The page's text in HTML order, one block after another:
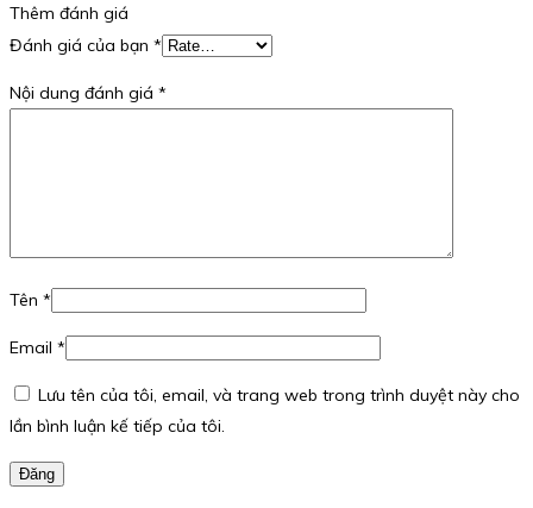
Thêm đánh giá
Đánh giá của bạn *
Nội dung đánh giá *
Tên *
Email *
Lưu tên của tôi, email, và trang web trong trình duyệt này cho
lần bình luận kế tiếp của tôi.
Đăng